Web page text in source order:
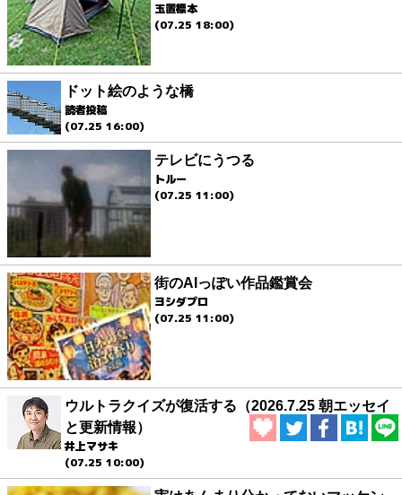
玉置標本
(07.25 18:00)
ドット絵のような橋
読者投稿
(07.25 16:00)
テレビにうつる
トルー
(07.25 11:00)
街のAIっぽい作品鑑賞会
ヨシダプロ
(07.25 11:00)
ウルトラクイズが復活する（2026.7.25 朝エッセイ
と更新情報）
井上マサキ
(07.25 10:00)